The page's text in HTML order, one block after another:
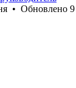
• Обновлено